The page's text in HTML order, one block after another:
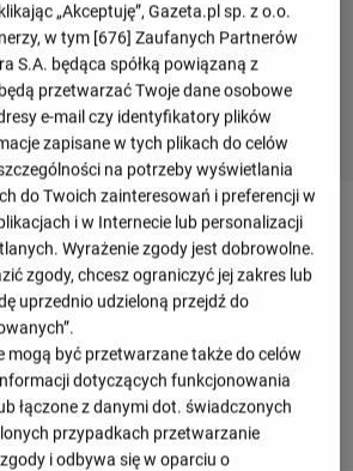
Rosario Central - Atletico
Odśwież
odgwizduje koniec meczu.
„Akceptuję”, Gazeta.pl sp. z o.o.
w tym [676] Zaufanych Partnerów
S.A. będąca spółką powiązaną z
przetwarzać Twoje dane osobowe
e-mail czy identyfikatory plików
zapisane w tych plikach do celów
na potrzeby wyświetlania
do Twoich zainteresowań i preferencji w
i w Internecie lub personalizacji
Wyrażenie zgody jest dobrowolne.
zgody, chcesz ograniczyć jej zakres lub
uprzednio udzieloną przejdź do
mogą być przetwarzane także do celów
dotyczących funkcjonowania
łączone z danymi dot. świadczonych
przypadkach przetwarzanie
i odbywa się w oparciu o